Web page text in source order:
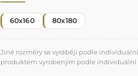
60x160 80x180
Jiné rozměry se vyrábějí podle
produktem vyrobeným podle individuální